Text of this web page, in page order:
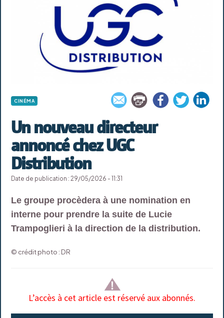
CINÉMA
Un nouveau directeur
annoncé chez UGC
Distribution
Date de publication : 29/05/2026 - 11:31
Le groupe procèdera à une nomination en
interne pour prendre la suite de Lucie
Trampoglieri à la direction de la distribution.
© crédit photo : DR
L’accès à cet article est réservé aux abonnés.